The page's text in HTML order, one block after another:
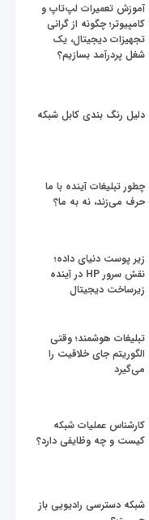
آموزش تعمیرات لپ‌تاپ و
کامپیوتر؛ چگونه از گرانی
تجهیزات دیجیتال، یک
شغل پردرآمد بسازیم؟
دلیل رنگ بندی کابل شبکه
چطور تبلیغات آینده با ما
حرف می‌زند، نه به ما؟
زیر پوست دنیای داده؛
نقش سرور HP در آینده
زیرساخت دیجیتال
تبلیغات هوشمند؛ وقتی
الگوریتم جای خلاقیت را
می‌گیرد
کارشناس عملیات شبکه
کیست و چه وظایفی دارد؟
شبکه دسترسی رادیویی باز